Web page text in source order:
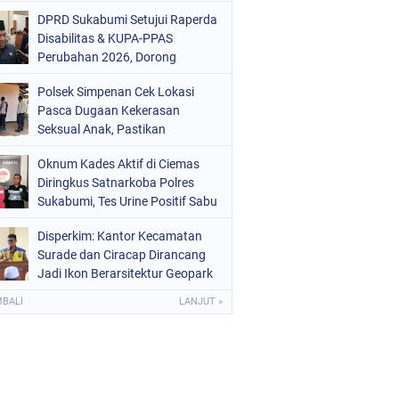
DPRD Sukabumi Setujui Raperda
Disabilitas & KUPA-PPAS
Perubahan 2026, Dorong
Polsek Simpenan Cek Lokasi
Pasca Dugaan Kekerasan
Seksual Anak, Pastikan
Oknum Kades Aktif di Ciemas
Diringkus Satnarkoba Polres
Sukabumi, Tes Urine Positif Sabu
Disperkim: Kantor Kecamatan
Surade dan Ciracap Dirancang
Jadi Ikon Berarsitektur Geopark
LANJUT »